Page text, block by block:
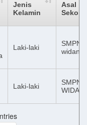
Jenis
Kelamin
Asal
Laki-laki
SMPN 2
widang
Laki-laki
SMPN 2